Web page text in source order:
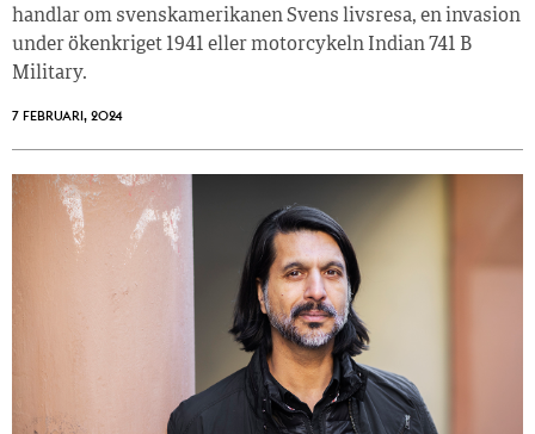
handlar om svenskamerikanen Svens livsresa, en invasion
under ökenkriget 1941 eller motorcykeln Indian 741 B
Military.
7 FEBRUARI, 2024